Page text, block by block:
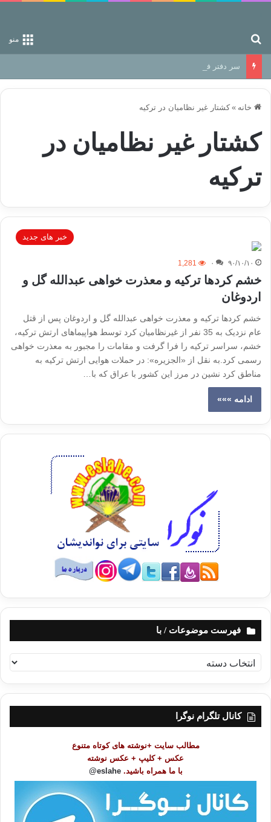
منو
سر دفتر فساد در زمین‌، دوری وکناره‌گیری از راه خداست‌!
خانه » کشتار غیر نظامیان در ترکیه
کشتار غیر نظامیان در
ترکیه
خبر های جدید
۹۰/۱۰/۱۰ ۰ 1,281
خشم کردها ترکیه و معذرت خواهی عبدالله گل و
اردوغان
خشم کردها ترکیه و معذرت خواهی عبدالله گل و اردوغان پس از قتل
عام نزدیک به 35 نفر از غیرنظامیان کرد توسط هواپیماهای ارتش ترکیه،
خشم، سراسر ترکیه را فرا گرفت و مقامات را مجبور به معذرت خواهی
رسمی کرد.به نقل از «الجزیره»: در حملات هوایی ارتش ترکیه به
مناطق کرد نشین در مرز این کشور با عراق که با…
ادامه »»»
فهرست موضوعات / با
ه
ر
کانال تلگرام نوگرا
مطالب سایت +نوشته های کوتاه متنوع
عکس + کلیپ + عکس نوشته
با ما همراه باشید. eslahe@